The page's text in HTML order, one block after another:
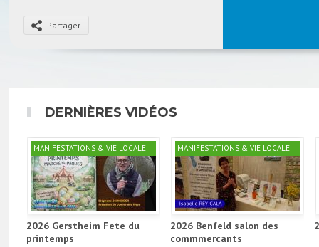
Partager
DERNIÈRES VIDÉOS
MANIFESTATIONS & VIE LOCALE
2026 Gerstheim Fete du
printemps
MANIFESTATIONS & VIE LOCALE
2026 Benfeld salon des
commmercants